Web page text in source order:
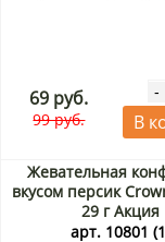
69 руб.
99 руб.
-
В
Жевательная
вкусом персик
29 г Акция
арт. 10801